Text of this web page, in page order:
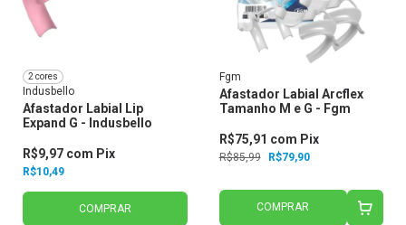
2 cores
Indusbello
Afastador Labial Lip
Expand G - Indusbello
R$10,49
R$9,97 com Pix
COMPRAR
Fgm
Afastador Labial Arcflex
Tamanho M e G - Fgm
R$85,99 R$79,90
R$75,91 com Pix
COMPRAR